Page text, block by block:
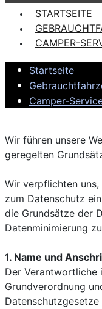
STARTSEITE
CAMPER-
Startseite
Camper-
Wir führen unsere
geregelten
Wir verpflichten
zum Datenschutz
die Grundsätze der
Datenminimierung
1. Name und
Der Verantwortliche
Grundverordnung